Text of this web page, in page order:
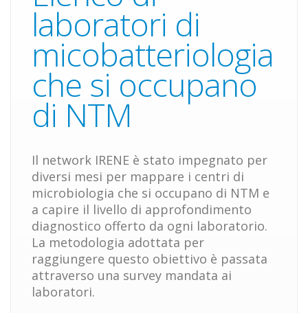
laboratori di
micobatteriologia
che si occupano
di NTM
Il network IRENE è stato impegnato per
diversi mesi per mappare i centri di
microbiologia che si occupano di NTM e
a capire il livello di approfondimento
diagnostico offerto da ogni laboratorio.
La metodologia adottata per
raggiungere questo obiettivo è passata
attraverso una survey mandata ai
laboratori.